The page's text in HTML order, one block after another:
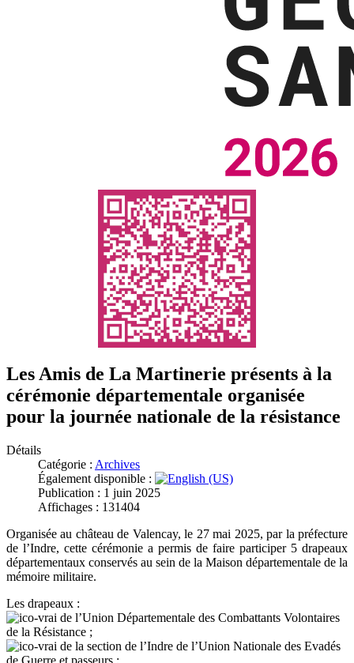
Les Amis de La Martinerie présents à la
cérémonie départementale organisée
pour la journée nationale de la résistance
Détails
Catégorie : Archives
Également disponible :
Publication : 1 juin 2025
Affichages : 131404
Organisée au château de Valencay, le 27 mai 2025, par la préfecture
de l’Indre, cette cérémonie a permis de faire participer 5 drapeaux
départementaux conservés au sein de la Maison départementale de la
mémoire militaire.
Les drapeaux :
de l’Union Départementale des Combattants Volontaires
de la Résistance ;
de la section de l’Indre de l’Union Nationale des Evadés